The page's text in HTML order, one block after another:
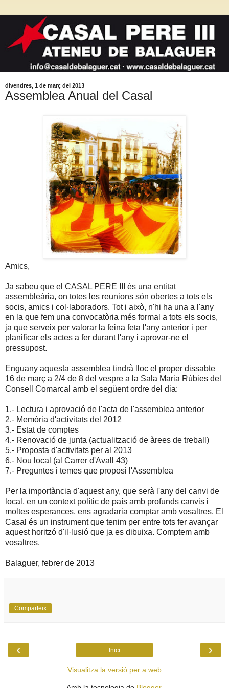
divendres, 1 de març del 2013
Assemblea Anual del Casal
Amics,
Ja sabeu que el CASAL PERE III és una entitat
assembleària, on totes les reunions són obertes a tots els
socis, amics i col·laboradors. Tot i això, n'hi ha una a l'any
en la que fem una convocatòria més formal a tots els socis,
ja que serveix per valorar la feina feta l'any anterior i per
planificar els actes a fer durant l'any i aprovar-ne el
pressupost.
Enguany aquesta assemblea tindrà lloc el proper dissabte
16 de març a 2/4 de 8 del vespre a la Sala Maria Rúbies del
Consell Comarcal amb el següent ordre del dia:
1.- Lectura i aprovació de l'acta de l'assemblea anterior
2.- Memòria d'activitats del 2012
3.- Estat de comptes
4.- Renovació de junta (actualització de àrees de treball)
5.- Proposta d'activitats per al 2013
6.- Nou local (al Carrer d'Avall 43)
7.- Preguntes i temes que proposi l'Assemblea
Per la importància d'aquest any, que serà l'any del canvi de
local, en un context polític de país amb profunds canvis i
moltes esperances, ens agradaria comptar amb vosaltres. El
Casal és un instrument que tenim per entre tots fer avançar
aquest horitzó d'il·lusió que ja es dibuixa. Comptem amb
vosaltres.
Balaguer, febrer de 2013
Comparteix
‹ ›
Inici
Visualitza la versió per a web